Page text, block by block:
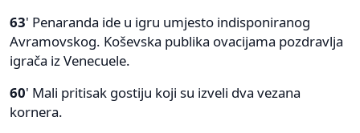
63' Penaranda ide u igru umjesto indisponiranog
Avramovskog. Koševska publika ovacijama pozdravlja
igrača iz Venecuele.
60' Mali pritisak gostiju koji su izveli dva vezana
kornera.